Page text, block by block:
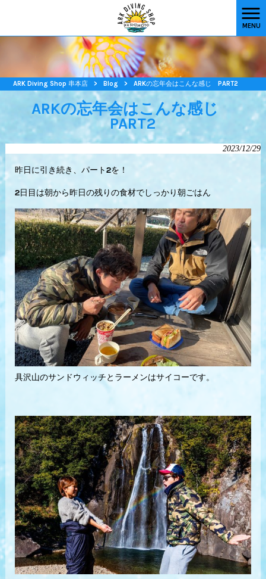
MENU
ARK Diving Shop 串本店 > Blog > ARKの忘年会はこんな感じ PART2
ARKの忘年会はこんな感じ
PART2
2023/12/29
昨日に引き続き、パート2を！
2日目は朝から昨日の残りの食材でしっかり朝ごはん
具沢山のサンドウィッチとラーメンはサイコーです。